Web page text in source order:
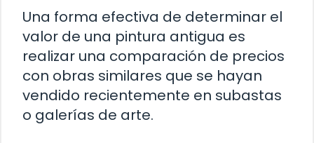
Una forma efectiva de determinar el
valor de una pintura antigua es
realizar una comparación de precios
con obras similares que se hayan
vendido recientemente en subastas
o galerías de arte.